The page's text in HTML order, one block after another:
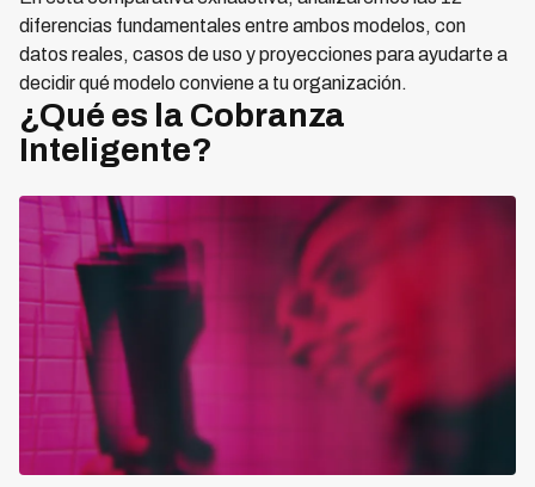
diferencias fundamentales entre ambos modelos, con
datos reales, casos de uso y proyecciones para ayudarte a
decidir qué modelo conviene a tu organización.
¿Qué es la Cobranza
Inteligente?